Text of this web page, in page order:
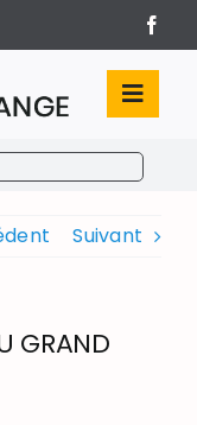
Suivant
GRAND